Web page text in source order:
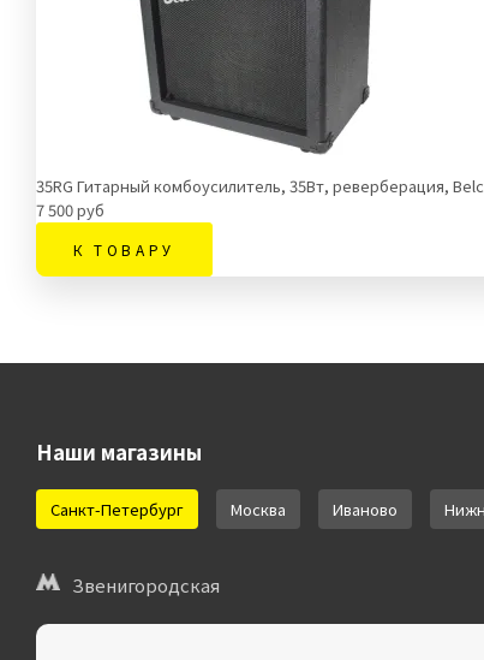
35RG Гитарный комбоусилитель, 35Вт, реверберация,
7 500 руб
К ТОВАРУ
Наши магазины
Санкт-Петербург Москва Иваново
Звенигородская